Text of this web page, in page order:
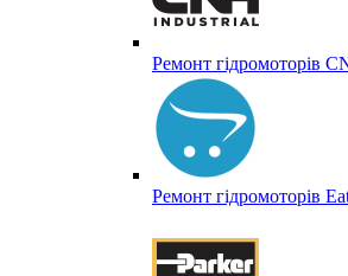
Ремонт гідромоторів
Ремонт гідромоторів